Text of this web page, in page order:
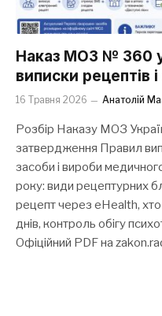
Наказ МОЗ № 360
виписки рецептів
16 Травня 2026 Анатолій
Розбір Наказу МОЗ
затвердження Правил
засоби і вироби
року: види рецептурних
рецепт через eHealth, хто
днів, контроль обігу
Офіційний PDF на